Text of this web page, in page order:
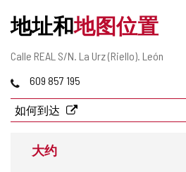
地址和地图位置
邮
地
址
Calle REAL S/N. La Urz (Riello). León
电
609 857 195
如何到达
大约